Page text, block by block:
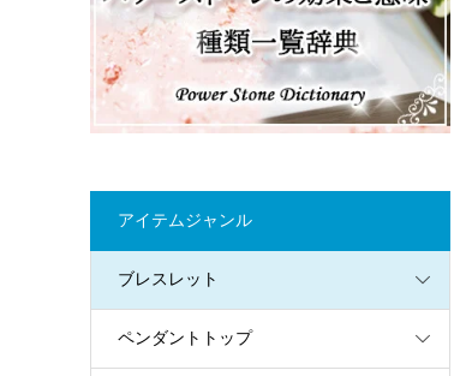
アイテムジャンル
ブレスレット
ペンダントトップ